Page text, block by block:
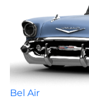
Bel Air